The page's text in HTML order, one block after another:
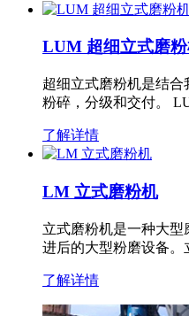
LUM 超细立式磨
超细立式磨粉机是结
粉碎，分级和交付。
了解详情
LM 立式磨粉机
立式磨粉机是一种大
进后的大型粉磨设备
了解详情